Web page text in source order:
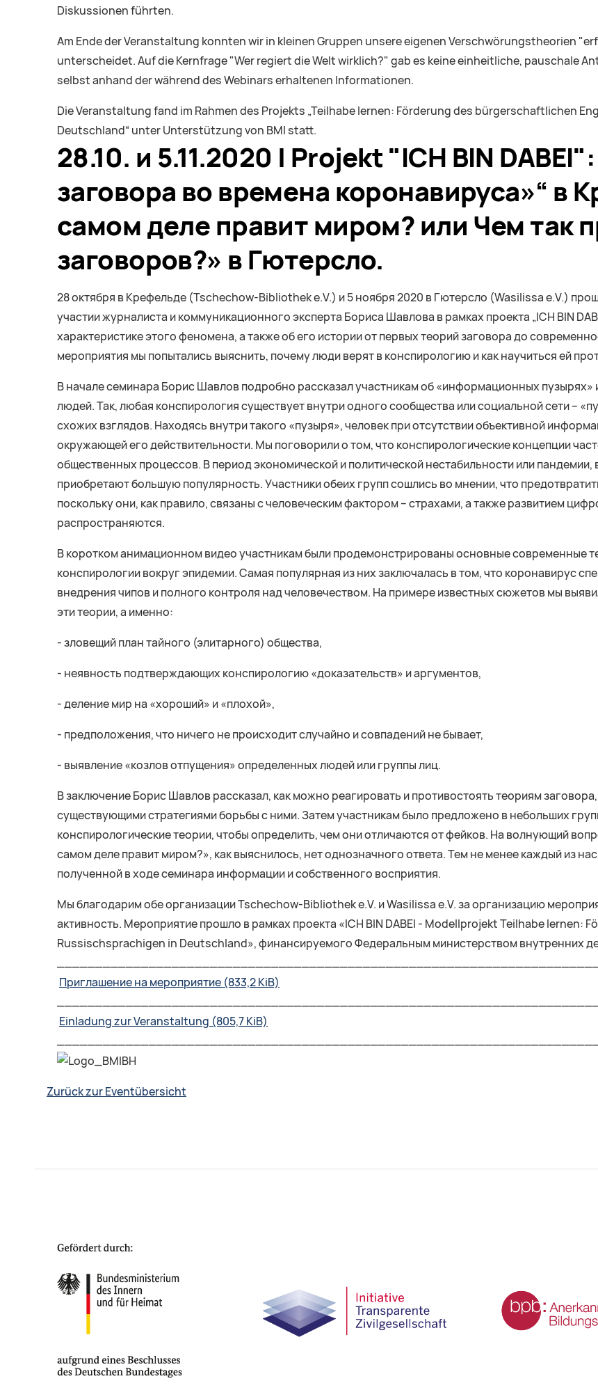
Diskussionen führten.
Am Ende der Veranstaltung konnten wir in kleinen Gruppen unsere eigenen Verschwörungstheorien
unterscheidet. Auf die Kernfrage "Wer regiert die Welt wirklich?" gab es keine einheitliche, pauschale
selbst anhand der während des Webinars erhaltenen Informationen.
Die Veranstaltung fand im Rahmen des Projekts „Teilhabe lernen: Förderung des bürgerschaftlichen
Deutschland“ unter Unterstützung von BMI statt.
28.10. и 5.11.2020 | Projekt "ICH BIN
заговора во времена коронавируса»“ в
самом деле правит миром? или Чем так
заговоров?» в Гютерсло.
28 октября в Крефельде (Tschechow-Bibliothek e.V.) и 5 ноября 2020 в Гютерсло (Wasilissa e.V.)
участии журналиста и коммуникационного эксперта Бориса Шавлова в рамках проекта „ICH BIN
характеристике этого феномена, а также об его истории от первых теорий заговора до
мероприятия мы попытались выяснить, почему люди верят в конспирологию и как научиться ей
В начале семинара Борис Шавлов подробно рассказал участникам об «информационных пузырях»
людей. Так, любая конспирология существует внутри одного сообщества или социальной сети –
схожих взглядов. Находясь внутри такого «пузыря», человек при отсутствии объективной
окружающей его действительности. Мы поговорили о том, что конспирологические концепции
общественных процессов. В период экономической и политической нестабильности или
приобретают большую популярность. Участники обеих групп сошлись во мнении, что
поскольку они, как правило, связаны с человеческим фактором – страхами, а также развитием
распространяются.
В коротком анимационном видео участникам были продемонстрированы основные современные
конспирологии вокруг эпидемии. Самая популярная из них заключалась в том, что коронавирус
внедрения чипов и полного контроля над человечеством. На примере известных сюжетов мы
эти теории, а именно:
- зловещий план тайного (элитарного) общества,
- неявность подтверждающих конспирологию «доказательств» и аргументов,
- деление мир на «хороший» и «плохой»,
- предположения, что ничего не происходит случайно и совпадений не бывает,
- выявление «козлов отпущения» определенных людей или группы лиц.
В заключение Борис Шавлов рассказал, как можно реагировать и противостоять теориям
существующими стратегиями борьбы с ними. Затем участникам было предложено в небольших
конспирологические теории, чтобы определить, чем они отличаются от фейков. На волнующий
самом деле правит миром?», как выяснилось, нет однозначного ответа. Тем не менее каждый из
полученной в ходе семинара информации и собственного восприятия.
Мы благодарим обе организации Tschechow-Bibliothek e.V. и Wasilissa e.V. за организацию
активность. Мероприятие прошло в рамках проекта «ICH BIN DABEI - Modellprojekt Teilhabe
Russischsprachigen in Deutschland», финансируемого Федеральным министерством внутренних
Приглашение на мероприятие (833,2 KiB)
Einladung zur Veranstaltung (805,7 KiB)
Zurück zur Eventübersicht